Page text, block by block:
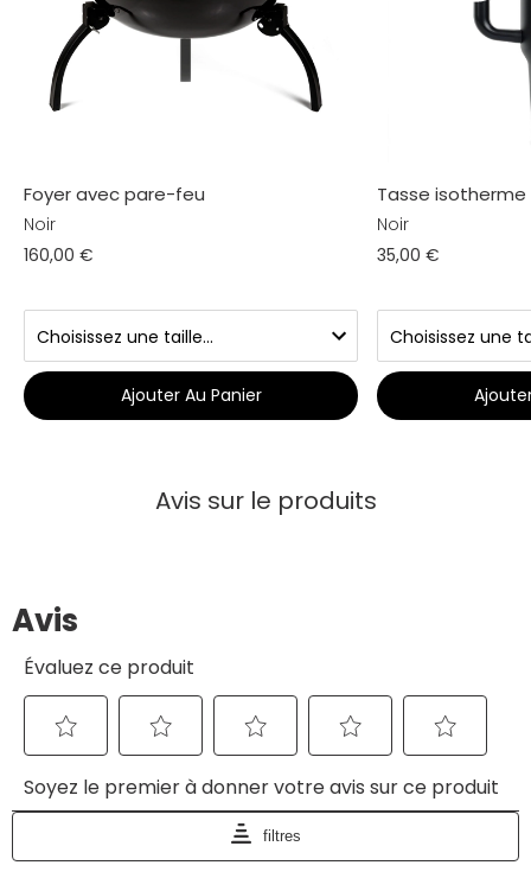
Foyer avec pare-feu
Noir
160,00 €
Ajouter Au Panier
Tasse isotherme
Noir
35,00 €
Avis sur le produits